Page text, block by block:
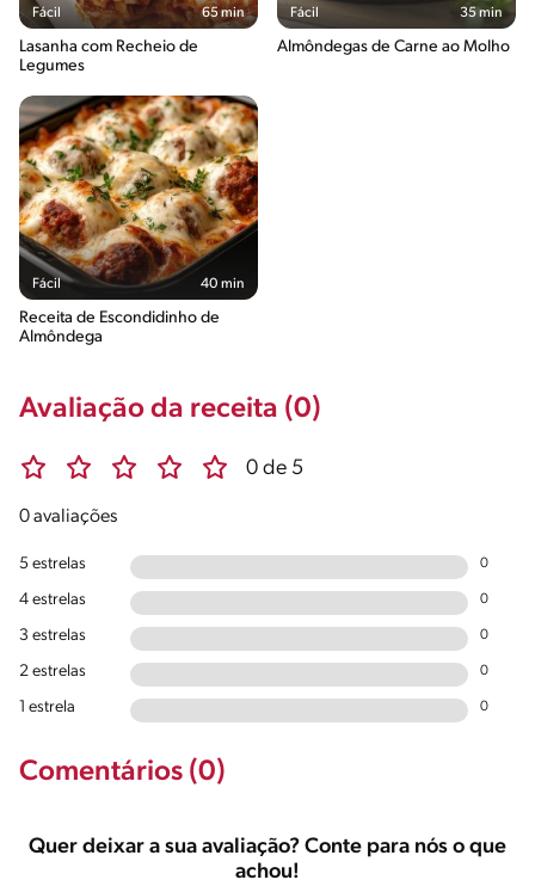
Fácil 65 min
Lasanha com Recheio de
Legumes
Fácil 35 min
Almôndegas de Carne ao Molho
Fácil 40 min
Receita de Escondidinho de
Almôndega
Avaliação da receita (0)
0 de 5
0 avaliações
5 estrelas 0
4 estrelas 0
3 estrelas 0
2 estrelas 0
1 estrela 0
Comentários (0)
Quer deixar a sua avaliação? Conte para nós o que
achou!